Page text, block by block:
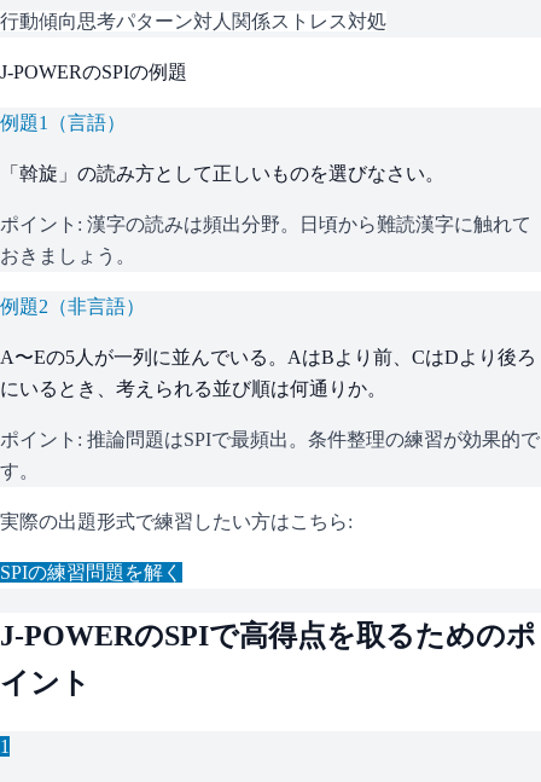
行動傾向思考パターン対人関係ストレス対処
J-POWERのSPIの例題
例題1 （言語）
「斡旋」の読み方として正しいものを選びなさい。
ポイント: 漢字の読みは頻出分野。日頃から難読漢字に触れて
おきましょう。
例題2 （非言語）
A〜Eの5人が一列に並んでいる。AはBより前、CはDより後ろ
にいるとき、考えられる並び順は何通りか。
ポイント: 推論問題はSPIで最頻出。条件整理の練習が効果的で
す。
実際の出題形式で練習したい方はこちら:
SPIの練習問題を解く
J-POWERのSPIで高得点を取るためのポ
イント
1